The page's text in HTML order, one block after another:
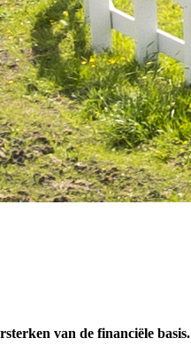
van de financiële basis.